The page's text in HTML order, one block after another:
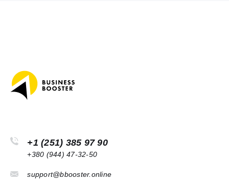
+1 (251) 385 97 90
+380 (944) 47-32-50
support@bbooster.online